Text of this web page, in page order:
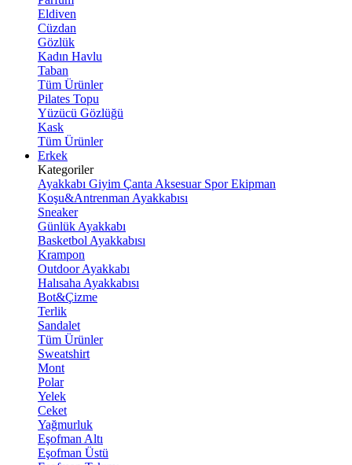
Eldiven
Cüzdan
Gözlük
Kadın Havlu
Taban
Tüm Ürünler
Pilates Topu
Yüzücü Gözlüğü
Kask
Tüm Ürünler
Erkek
Kategoriler
Ayakkabı Giyim Çanta Aksesuar Spor Ekipman
Koşu&Antrenman Ayakkabısı
Sneaker
Günlük Ayakkabı
Basketbol Ayakkabısı
Krampon
Outdoor Ayakkabı
Halısaha Ayakkabısı
Bot&Çizme
Terlik
Sandalet
Tüm Ürünler
Sweatshirt
Mont
Polar
Yelek
Ceket
Yağmurluk
Eşofman Altı
Eşofman Üstü